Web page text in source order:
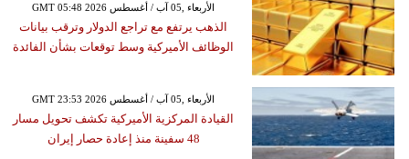
GMT 05:48 2026 الأربعاء ,05 آب / أغسطس
الذهب يرتفع مع تراجع الدولار وترقب بيانات
الوظائف الأميركية وسط توقعات بشأن الفائدة
GMT 23:53 2026 الأربعاء ,05 آب / أغسطس
القيادة المركزية الأميركية تكشف تحويل مسار
48 سفينة منذ إعادة حصار إيران